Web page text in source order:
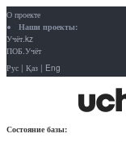
О проекте
Наши проекты:
Учёт.kz
ПОБ.Учёт
Рус | Қаз | Eng
Состояние базы: